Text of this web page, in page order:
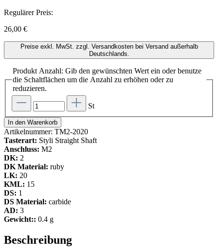
Regulärer Preis:
26,00 €
Preise exkl. MwSt. zzgl. Versandkosten bei Versand außerhalb
Deutschlands.
Produkt Anzahl: Gib den gewünschten Wert ein oder benutze
die Schaltflächen um die Anzahl zu erhöhen oder zu
reduzieren.
St
In den Warenkorb
Artikelnummer: TM2-2020
Tasterart: Styli Straight Shaft
Anschluss: M2
DK: 2
DK Material: ruby
LK: 20
KML: 15
DS: 1
DS Material: carbide
AD: 3
Gewicht:: 0.4 g
Beschreibung